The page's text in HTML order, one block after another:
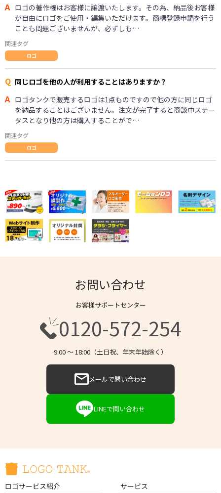
A ロゴの著作権はお客様に譲渡いたします。その為、納品後お客様
が自由にロゴをご使用・編集いただけます。商標登録申請を行う
ことも問題ございませんが、必ずしも…
関連タグ
ロゴ
Q 同じロゴを他の人が利用することはありますか？
A ロゴタンクで販売するロゴは1点ものですので他の方に同じロゴ
を納品することはございません。注文が完了すると商談中ステー
タスとなり他の方は購入することがで…
関連タグ
ロゴ
お問い合わせ
お客様サポートセンター
0120-572-254
9:00 〜 18:00（土日祝、年末年始除く）
メールで問い合わせ
LINEで問い合わせ
ロゴサービス紹介
サービス